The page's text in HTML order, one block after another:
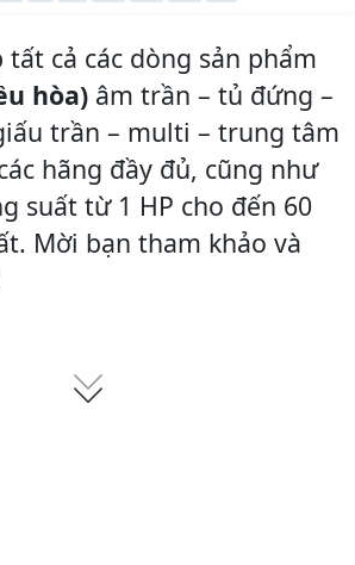
cả các dòng sản phẩm
hòa) âm trần – tủ đứng –
trần – multi – trung tâm
hãng đầy đủ, cũng như
suất từ 1 HP cho đến 60
Mời bạn tham khảo và